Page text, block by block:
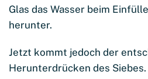
Glas das Wasser beim
herunter.
Jetzt kommt jedoch der
Herunterdrücken des Siebes.